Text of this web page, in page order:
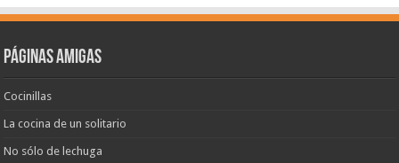
Páginas amigas
Cocinillas
La cocina de un solitario
No sólo de lechuga